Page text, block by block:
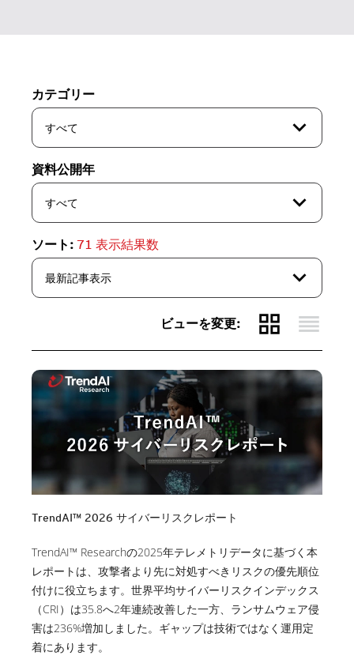
カテゴリー
すべて expand_more
資料公開年
すべて expand_more
ソート: 71 表示結果数
最新記事表示 expand_more
ビューを変更: grid_view reorder
TrendAI™ 2026 サイバーリスクレポート
TrendAI™ Researchの2025年テレメトリデータに基づく本
レポートは、攻撃者より先に対処すべきリスクの優先順位
付けに役立ちます。世界平均サイバーリスクインデックス
（CRI）は35.8へ2年連続改善した一方、ランサムウェア侵
害は236%増加しました。ギャップは技術ではなく運用定
着にあります。